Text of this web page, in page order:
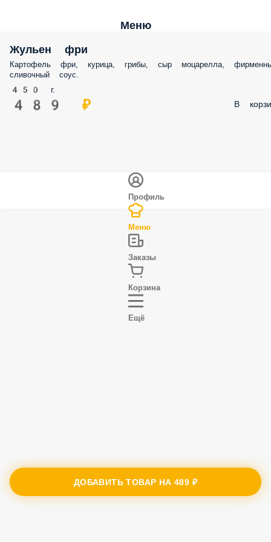
Меню
Жульен фри
Картофель фри, курица, грибы, сыр моцарелла,
сливочный соус.
450 г.
489 ₽ В
ДОБАВИТЬ ТОВАР НА489 ₽
Профиль
Меню
Заказы
Корзина
Ещё